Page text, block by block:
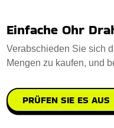
Einfache Ohr
Verabschieden Sie sich
Mengen zu kaufen, und
PRÜFEN SIE ES AUS